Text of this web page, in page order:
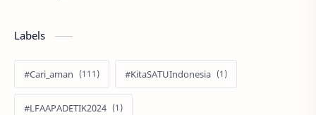
Labels
#Cari_aman #KitaSATUIndonesia
#LFAAPADETIK2024